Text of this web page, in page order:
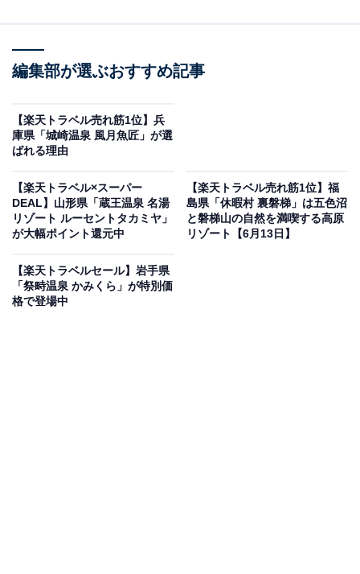
仙台 秋保温泉 華乃湯（画像出典：楽天トラベル）
「宮城県の100～51室のホテル・旅館」で1位を獲得して
いるのは、「仙台 秋保温泉 華乃湯」です。
編集部が選ぶおすすめ記事
【楽天トラベル売れ筋1位】兵
庫県「城崎温泉 風月魚匠」が選
ばれる理由
【楽天トラベル×スーパー
DEAL】山形県「蔵王温泉 名湯
リゾート ルーセントタカミヤ」
が大幅ポイント還元中
【楽天トラベル売れ筋1位】福
島県「休暇村 裏磐梯」は五色沼
と磐梯山の自然を満喫する高原
リゾート【6月13日】
【楽天トラベルセール】岩手県
「祭畤温泉 かみくら」が特別価
格で登場中